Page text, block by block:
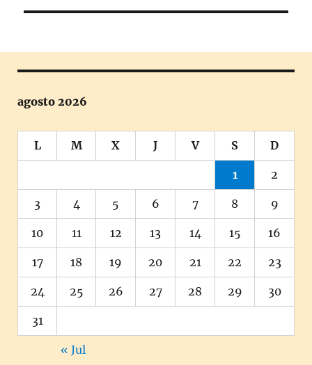
agosto 2026
L M X J V S D
1 2
3 4 5 6 7 8 9
10 11 12 13 14 15 16
17 18 19 20 21 22 23
24 25 26 27 28 29 30
31
« Jul